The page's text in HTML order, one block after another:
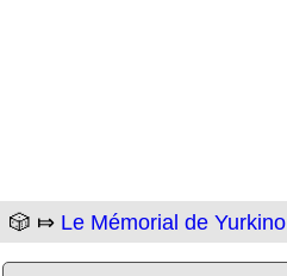
🎲 ⤇ Le Mémorial de Yurkino